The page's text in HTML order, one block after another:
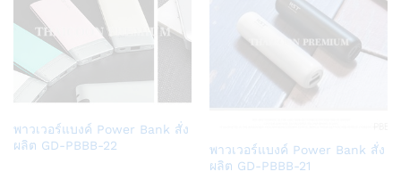
Add
to
พาวเวอร์แบงค์ Power Bank สั่ง
ผลิต GD-PBBB-22
Add
to
พาวเวอร์แบงค์ Power Bank สั่ง
ผลิต GD-PBBB-21